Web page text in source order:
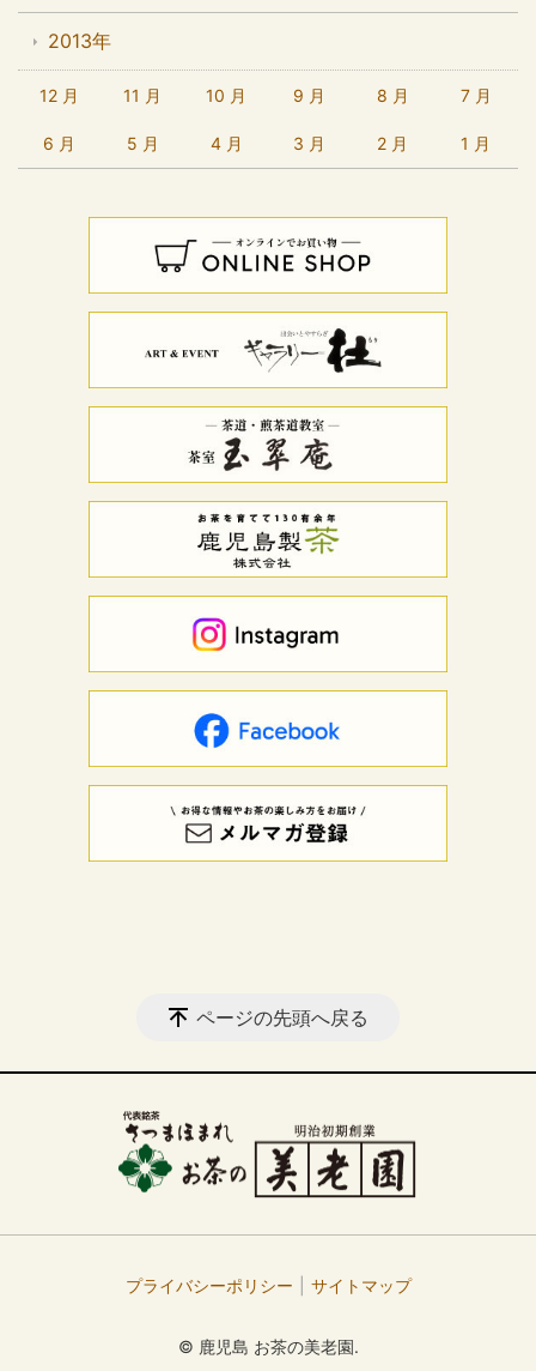
2013年
12 月 11 月 10 月 9 月 8 月 7 月
6 月 5 月 4 月 3 月 2 月 1 月
ページの先頭へ戻る
プライバシーポリシー サイトマップ
© 鹿児島 お茶の美老園.